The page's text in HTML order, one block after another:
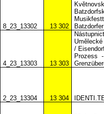
8_23_13302 13 302
4_23_13303 13 303
/
Prozess
2_23_13304 13 304